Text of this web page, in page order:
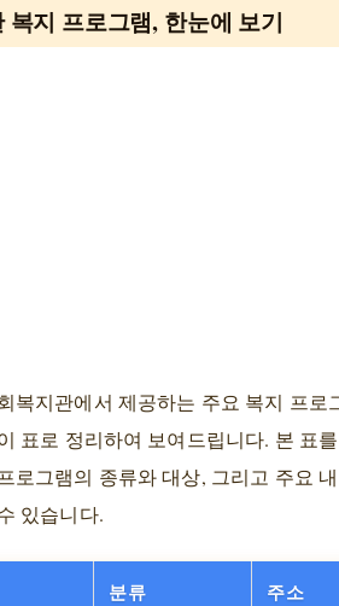
복지 프로그램, 한눈에 보기
복지관에서 제공하는 주요 복지 프로
표로 정리하여 보여드립니다. 본 표
로그램의 종류와 대상, 그리고 주요
있습니다.
분류 주소